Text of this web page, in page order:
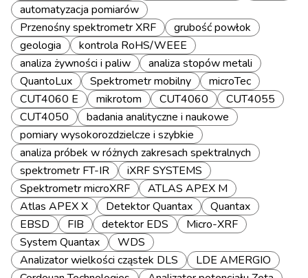
automatyzacja pomiarów
Przenośny spektrometr XRF
grubość powłok
geologia
kontrola RoHS/WEEE
analiza żywności i paliw
analiza stopów metali
QuantoLux
Spektrometr mobilny
microTec
CUT4060 E
mikrotom CUT4060
CUT4055
CUT4050
badania analityczne i naukowe
pomiary wysokorozdzielcze i szybkie
analiza próbek w różnych zakresach spektralnych
spektrometr FT-IR
iXRF SYSTEMS
Spektrometr microXRF
ATLAS APEX M
Atlas APEX X
Detektor Quantax
Quantax
EBSD
FIB detektor EDS
Micro-XRF
System Quantax
WDS
Analizator wielkości cząstek DLS
LDE AMERGIO